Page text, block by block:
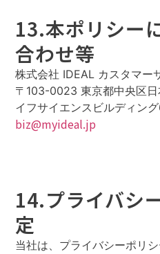
13.本ポリシー
合わせ等
株式会社 IDEAL カスタマー
〒103-0023 東京都中央区
イフサイエンスビルディン
biz@myideal.jp
14.プライバシ
定
当社は、プライバシーポリ